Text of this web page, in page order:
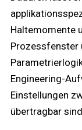
Haltemomente
Prozessfenster
Engineering-
Einstellungen
übertragbar